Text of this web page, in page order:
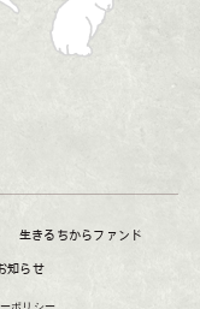
生きるちからファンド
知らせ
ポリシー